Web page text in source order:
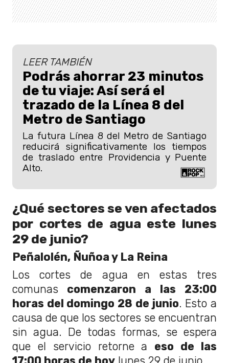
LEER TAMBIÉN
Podrás ahorrar 23 minutos
de tu viaje: Así será el
trazado de la Línea 8 del
Metro de Santiago
La futura Línea 8 del Metro de Santiago
reducirá significativamente los tiempos
de traslado entre Providencia y Puente
Alto.
¿Qué sectores se ven afectados
por cortes de agua este lunes
29 de junio?
Peñalolén, Ñuñoa y La Reina
Los cortes de agua en estas tres
comunas comenzaron a las 23:00
horas del domingo 28 de junio. Esto a
causa de que los sectores se encuentran
sin agua. De todas formas, se espera
que el servicio retorne a eso de las